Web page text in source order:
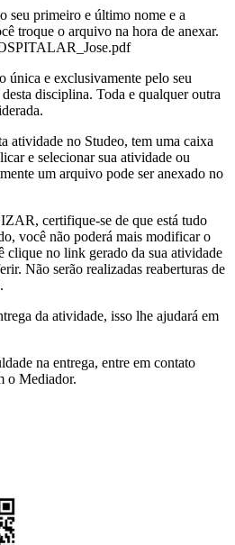
seu primeiro e último nome e a
troque o arquivo na hora de anexar.
única e exclusivamente pelo seu
disciplina. Toda e qualquer outra
atividade no Studeo, tem uma caixa
e selecionar sua atividade ou
um arquivo pode ser anexado no
certifique-se de que está tudo
você não poderá mais modificar o
clique no link gerado da sua atividade
Não serão realizadas reaberturas de
da atividade, isso lhe ajudará em
na entrega, entre em contato
o Mediador.